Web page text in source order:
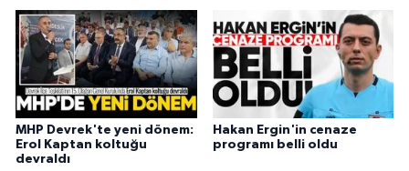
MHP Devrek'te yeni dönem:
Erol Kaptan koltuğu
devraldı
Hakan Ergin'in cenaze
programı belli oldu